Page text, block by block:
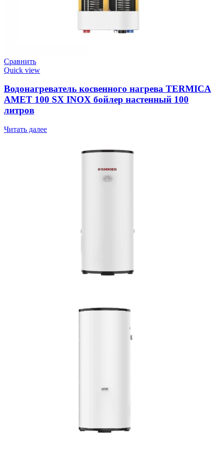
Сравнить
Quick view
Водонагреватель косвенного нагрева TERMICA
AMET 100 SX INOX бойлер настенный 100
литров
Читать далее